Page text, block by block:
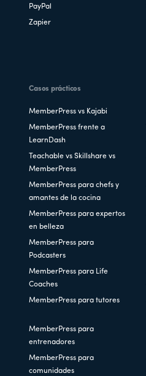
PayPal
Zapier
Casos prácticos
MemberPress vs Kajabi
MemberPress frente a
LearnDash
Teachable vs Skillshare vs
MemberPress
MemberPress para chefs y
amantes de la cocina
MemberPress para expertos
en belleza
MemberPress para
Podcasters
MemberPress para Life
Coaches
MemberPress para tutores
MemberPress para
entrenadores
MemberPress para
comunidades